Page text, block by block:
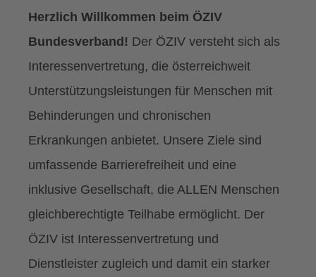
Herzlich Willkommen beim ÖZIV
Bundesverband! Der ÖZIV versteht sich als
Interessenvertretung, die österreichweit
Unterstützungsleistungen für Menschen mit
Behinderungen und chronischen
Erkrankungen anbietet. Unsere Ziele sind
umfassende Barrierefreiheit und eine
inklusive Gesellschaft, die ALLEN Menschen
gleichberechtigte Teilhabe ermöglicht. Der
ÖZIV ist Interessenvertretung und
Dienstleister zugleich und damit ein starker